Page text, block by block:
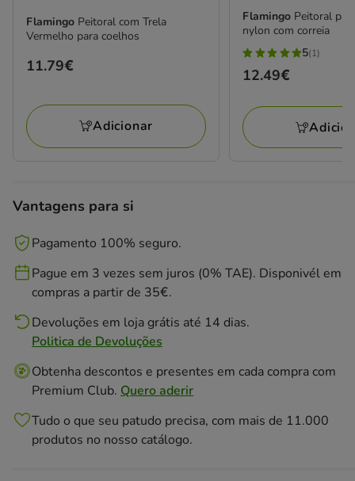
Flamingo Peitoral com Trela
Vermelho para coelhos
Preço
11.79€
Adicionar
Flamingo Peitoral
nylon com correia
5
estrelas
1
avaliações
5(1)
Preço
12.49€
Vantagens para si
Pagamento 100% seguro.
Pague em 3 vezes sem juros (0% TAE). Disponivél em
compras a partir de 35€.
Devoluções em loja grátis até 14 dias.
Politica de Devoluções
Obtenha descontos e presentes em cada compra com
Premium Club. Quero aderir
Tudo o que seu patudo precisa, com mais de 11.000
produtos no nosso catálogo.